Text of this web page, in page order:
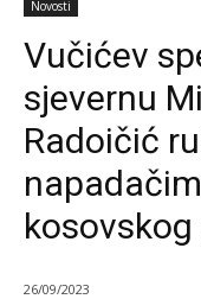
Novosti
Vučićev
sjevernu
Radoičić
kosovskog
26/09/2023